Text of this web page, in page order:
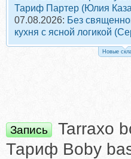
Тариф Партер (Юлия
07.08.2026: Без
кухня с ясной логикой
Новые
Запись
Tarraxo
Тариф Boby